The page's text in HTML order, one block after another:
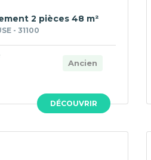
DÉCOUVRIR
2 pièces 48 m²
- 31100
Ancien